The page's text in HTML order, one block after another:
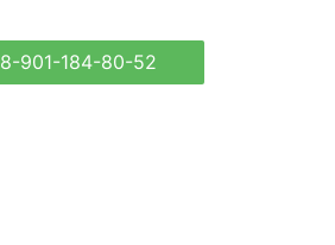
8-901-184-80-52